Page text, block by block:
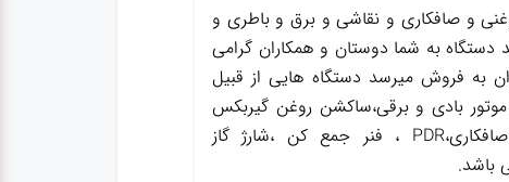
و صافکاری و نقاشی و برق و باطری و
دستگاه به شما دوستان و همکاران گرامی
به فروش میرسد دستگاه هایی از قبیل
بادی و برقی،ساکشن روغن گیربکس
،ساکشن روغن ترمز،گریس پمپ ،واسکازین پمپ ،بکس بادی،جک سوسماری،جک شاسی کن،جک صافکاری،PDR ، فنر جمع کن ،شارژ گاز
باشد.